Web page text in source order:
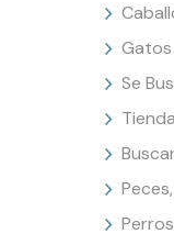
Gatos
Se
Perros